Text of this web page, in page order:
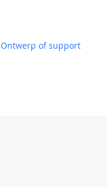
Ontwerp of support